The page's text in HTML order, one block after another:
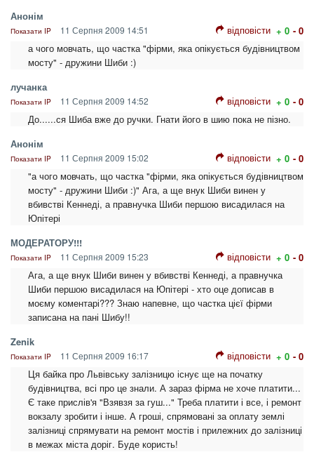
Анонім
Показати IP 11 Серпня 2009 14:51 відповісти + 0 - 0
а чого мовчать, що частка "фірми, яка опікується будівництвом
мосту" - дружини Шиби :)
лучанка
Показати IP 11 Серпня 2009 14:52 відповісти + 0 - 0
До......ся Шиба вже до ручки. Гнати його в шию пока не пізно.
Анонім
Показати IP 11 Серпня 2009 15:02 відповісти + 0 - 0
"а чого мовчать, що частка "фірми, яка опікується будівництвом
мосту" - дружини Шиби :)" Ага, а ще внук Шиби винен у
вбивстві Кеннеді, а правнучка Шиби першою висадилася на
Юпітері
МОДЕРАТОРУ!!!
Показати IP 11 Серпня 2009 15:23 відповісти + 0 - 0
Ага, а ще внук Шиби винен у вбивстві Кеннеді, а правнучка
Шиби першою висадилася на Юпітері - хто оце дописав в
моєму коментарі??? Знаю напевне, що частка цієї фірми
записана на пані Шибу!!
Zenik
Показати IP 11 Серпня 2009 16:17 відповісти + 0 - 0
Ця байка про Львівську залізницю існує ще на початку
будівництва, всі про це знали. А зараз фірма не хоче платити...
Є таке прислів'я "Взявзя за гуш..." Треба платити і все, і ремонт
вокзалу зробити і інше. А гроші, спрямовані за оплату землі
залізниці спрямувати на ремонт мостів і прилежних до залізниці
в межах міста доріг. Буде користь!